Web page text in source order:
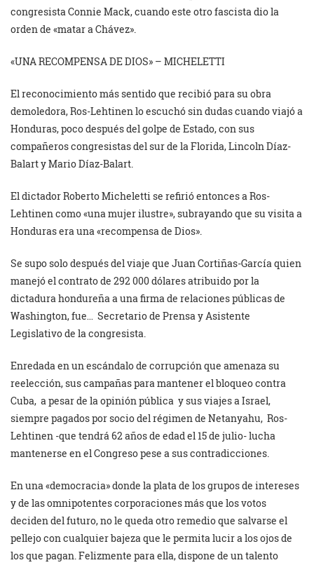
congresista Connie Mack, cuando este otro fascista dio la
orden de «matar a Chávez».
«UNA RECOMPENSA DE DIOS» – MICHELETTI
El reconocimiento más sentido que recibió para su obra
demoledora, Ros-Lehtinen lo escuchó sin dudas cuando viajó a
Honduras, poco después del golpe de Estado, con sus
compañeros congresistas del sur de la Florida, Lincoln Díaz-
Balart y Mario Díaz-Balart.
El dictador Roberto Micheletti se refirió entonces a Ros-
Lehtinen como «una mujer ilustre», subrayando que su visita a
Honduras era una «recompensa de Dios».
Se supo solo después del viaje que Juan Cortiñas-García quien
manejó el contrato de 292 000 dólares atribuido por la
dictadura hondureña a una firma de relaciones públicas de
Washington, fue… Secretario de Prensa y Asistente
Legislativo de la congresista.
Enredada en un escándalo de corrupción que amenaza su
reelección, sus campañas para mantener el bloqueo contra
Cuba, a pesar de la opinión pública y sus viajes a Israel,
siempre pagados por socio del régimen de Netanyahu, Ros-
Lehtinen -que tendrá 62 años de edad el 15 de julio- lucha
mantenerse en el Congreso pese a sus contradicciones.
En una «democracia» donde la plata de los grupos de intereses
y de las omnipotentes corporaciones más que los votos
deciden del futuro, no le queda otro remedio que salvarse el
pellejo con cualquier bajeza que le permita lucir a los ojos de
los que pagan. Felizmente para ella, dispone de un talento